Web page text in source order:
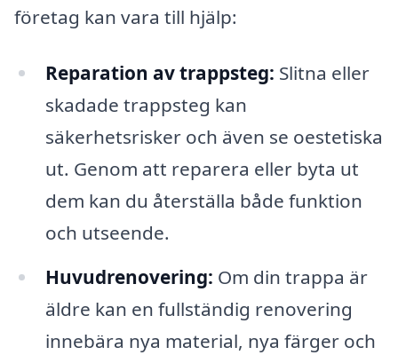
företag kan vara till hjälp:
Reparation av trappsteg: Slitna eller
skadade trappsteg kan
säkerhetsrisker och även se oestetiska
ut. Genom att reparera eller byta ut
dem kan du återställa både funktion
och utseende.
Huvudrenovering: Om din trappa är
äldre kan en fullständig renovering
innebära nya material, nya färger och